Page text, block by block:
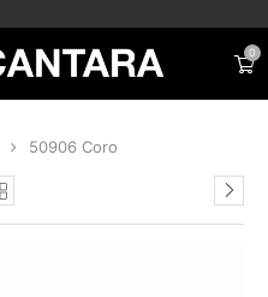
0
50906 Coro